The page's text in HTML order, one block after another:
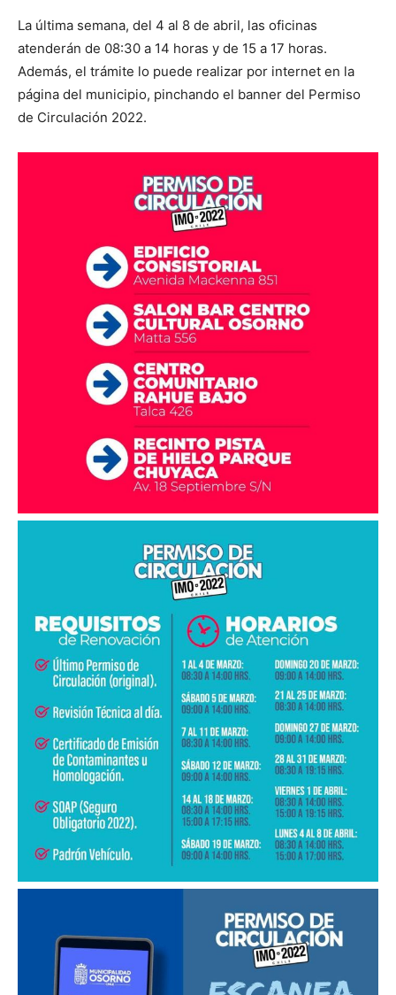
La última semana, del 4 al 8 de abril, las oficinas
atenderán de 08:30 a 14 horas y de 15 a 17 horas.
Además, el trámite lo puede realizar por internet en la
página del municipio, pinchando el banner del Permiso
de Circulación 2022.